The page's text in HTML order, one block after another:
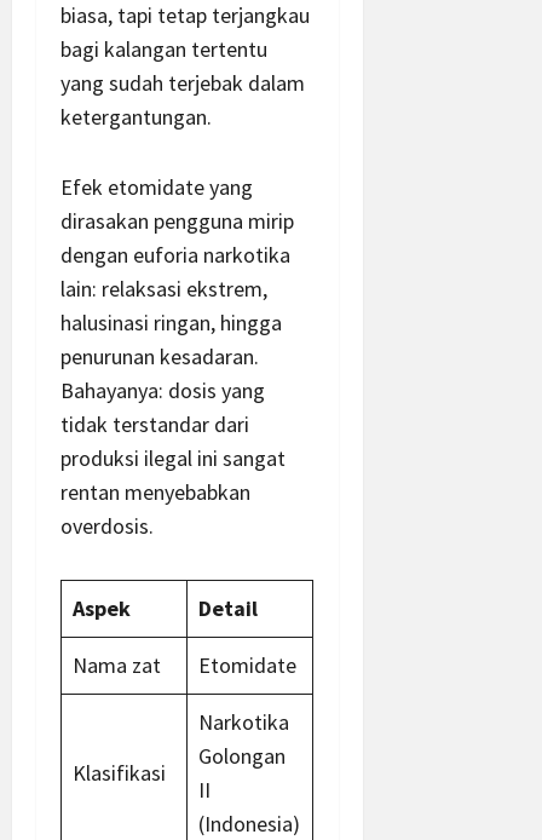
biasa, tapi tetap terjangkau
bagi kalangan tertentu
yang sudah terjebak dalam
ketergantungan.
Efek etomidate yang
dirasakan pengguna mirip
dengan euforia narkotika
lain: relaksasi ekstrem,
halusinasi ringan, hingga
penurunan kesadaran.
Bahayanya: dosis yang
tidak terstandar dari
produksi ilegal ini sangat
rentan menyebabkan
overdosis.
Aspek Detail
Nama zat Etomidate
Klasifikasi
Narkotika
Golongan
II
(Indonesia)